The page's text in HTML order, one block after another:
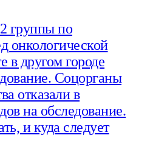
группы по
онкологической
в другом городе
Соцорганы
отказали в
на обследование.
и куда следует